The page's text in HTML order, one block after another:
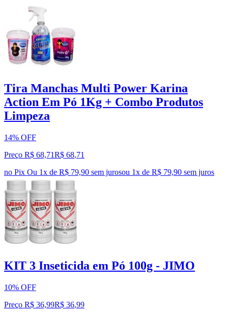
Tira Manchas Multi Power Karina
Action Em Pó 1Kg + Combo Produtos
Limpeza
14% OFF
Preço R$ 68,71R$ 68,71
no Pix Ou 1x de R$ 79,90 sem jurosou 1x de R$ 79,90 sem juros
KIT 3 Inseticida em Pó 100g - JIMO
10% OFF
Preço R$ 36,99R$ 36,99